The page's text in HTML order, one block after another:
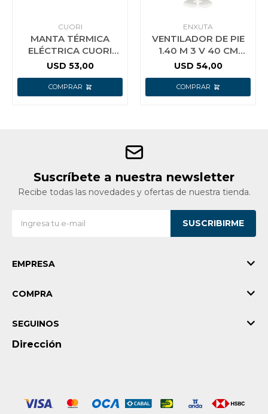
CUORI
MANTA TÉRMICA
ELÉCTRICA CUORI
MODELO CARIBE
USD 53,00
ENXUTA
VENTILADOR DE PIE
1.40 M 3 V 40 CM
ENXUTA BLANCO
USD 54,00
Suscríbete a nuestra newsletter
Recibe todas las novedades y ofertas de nuestra tienda.
SUSCRIBIRME
EMPRESA
COMPRA
Dirección
SEGUINOS